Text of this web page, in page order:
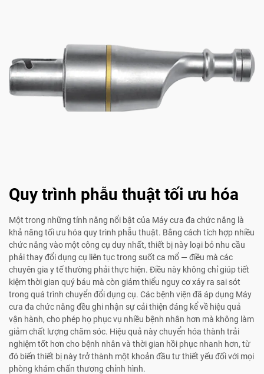
Quy trình phẫu thuật tối ưu hóa
Một trong những tính năng nổi bật của Máy cưa đa chức năng là
khả năng tối ưu hóa quy trình phẫu thuật. Bằng cách tích hợp nhiều
chức năng vào một công cụ duy nhất, thiết bị này loại bỏ nhu cầu
phải thay đổi dụng cụ liên tục trong suốt ca mổ — điều mà các
chuyên gia y tế thường phải thực hiện. Điều này không chỉ giúp tiết
kiệm thời gian quý báu mà còn giảm thiểu nguy cơ xảy ra sai sót
trong quá trình chuyển đổi dụng cụ. Các bệnh viện đã áp dụng Máy
cưa đa chức năng đều ghi nhận sự cải thiện đáng kể về hiệu quả
vận hành, cho phép họ phục vụ nhiều bệnh nhân hơn mà không làm
giảm chất lượng chăm sóc. Hiệu quả này chuyển hóa thành trải
nghiệm tốt hơn cho bệnh nhân và thời gian hồi phục nhanh hơn, từ
đó biến thiết bị này trở thành một khoản đầu tư thiết yếu đối với mọi
phòng khám chấn thương chỉnh hình.